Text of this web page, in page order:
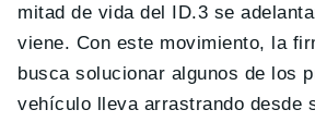
mitad de vida del ID.3 se
viene. Con este movimiento, la
busca solucionar algunos de los
vehículo lleva arrastrando desde